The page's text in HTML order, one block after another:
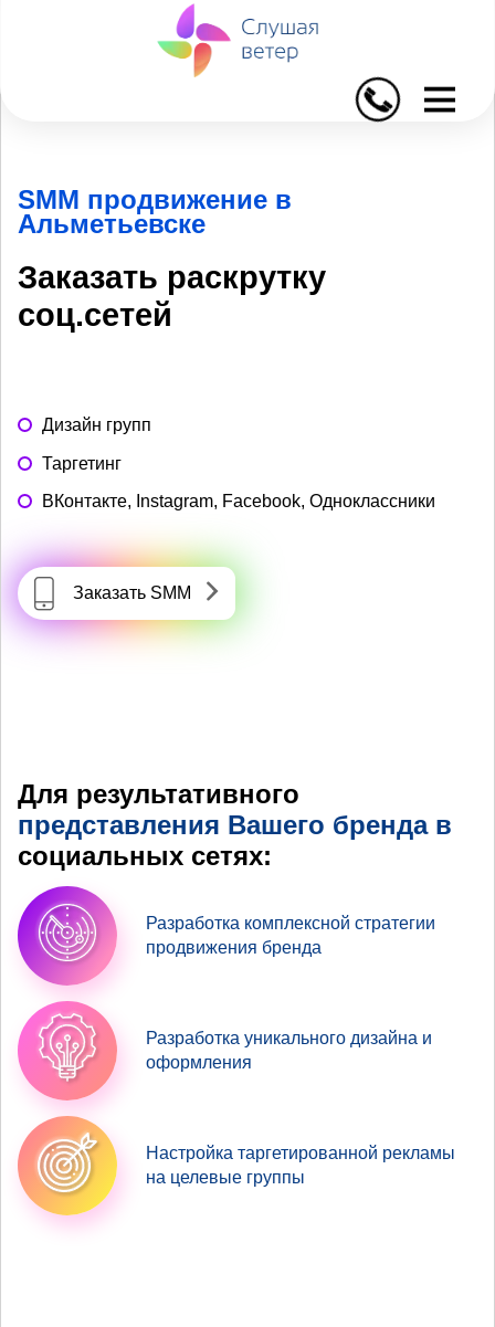
I
SMM продвижение в
Альметьевске
Заказать раскрутку
соц.сетей
Дизайн групп
Таргетинг
ВКонтакте, Instagram, Facebook, Одноклассники
Заказать SMM
Для результативного
представления Вашего бренда в
социальных сетях:
Разработка комплексной стратегии
продвижения бренда
Разработка уникального дизайна и
оформления
Настройка таргетированной рекламы
на целевые группы